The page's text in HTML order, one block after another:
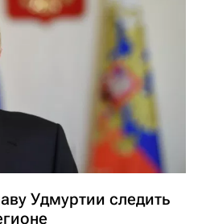
Удмуртии следить